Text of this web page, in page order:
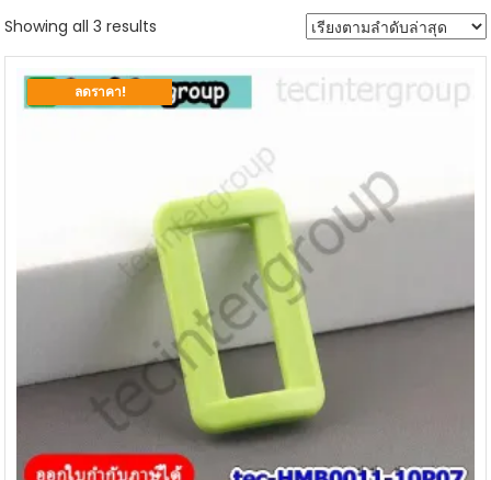
Showing all 3 results
by
latest
ลดราคา!